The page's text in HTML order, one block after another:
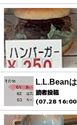
L.L.Bean
読者投稿
(07.28